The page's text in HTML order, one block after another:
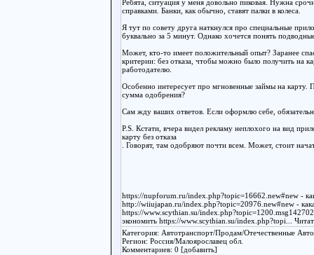
Ребята, ситуация у меня довольно пиковая. Нужна
справками. Банки, как обычно, ставят палки в колеса.
Я тут по совету друга наткнулся про специальные
буквально за 5 минут. Однако хочется понять
Может, кто-то имеет положительный опыт? Заранее
критерии: без отказа, чтобы можно было получить на
работодателю.
Особенно интересует про мгновенные займы на карту.
сумма одобрения?
Сам жду ваших ответов. Если оформлю себе,
P.S. Кстати, вчера видел рекламу неплохого на вид
карту без отказа
. Говорят, там одобряют почти всем. Может, стоит
https://nupforum.ru/index.php?topic=16662.new#new -
http://wiiujapan.ru/index.php?topic=20976.new#new -
https://www.scythian.su/
экономить https://www.scythian.su/index.php?topi
...
Категория: Автотранспорт/Продам/Отечественные Авто
Регион: Россия/Малоярославец обл.
Комментариев: 0 [добавить]